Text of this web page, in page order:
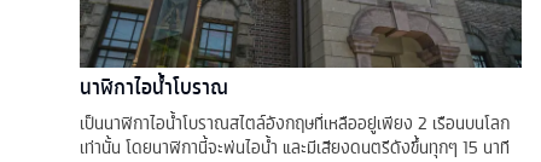
นาฬิกาไอน้ำโบราณ
เป็นนาฬิกาไอน้ำโบราณสไตล์อังกฤษที่เหลืออยู่เพียง 2 เรือนบนโลก
เท่านั้น โดยนาฬิกานี้จะพ่นไอน้ำ และมีเสียงดนตรีดังขึ้นทุกๆ 15 นาที